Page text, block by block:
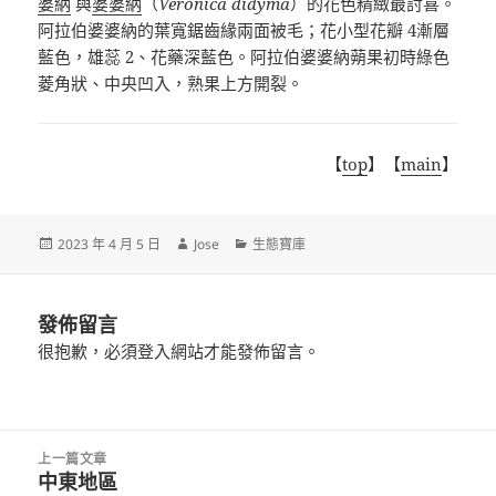
阿拉伯婆婆納的葉寬鋸齒緣兩面被毛；花小型花瓣 4漸層
藍色，雄蕊 2 、花藥深藍色。阿拉伯婆婆納蒴果初時綠色
菱角狀、中央凹入，熟果上方開裂。
【top】【main】
發
2023 年 4 月 5 日
作
Jose
分
生態寶庫
發佈留言
很抱歉，必須登入網站才能發佈留言。
上一篇文章
上
中東地區